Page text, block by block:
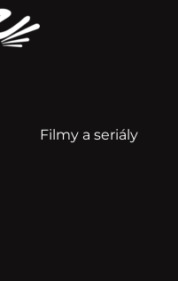
Filmy a seriály